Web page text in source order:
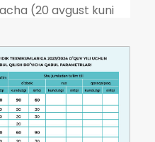
(20 avgust kuni